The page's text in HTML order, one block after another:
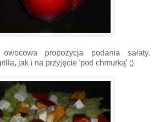
propozycja podania sałaty.
jak i na przyjęcie 'pod chmurką' ;)